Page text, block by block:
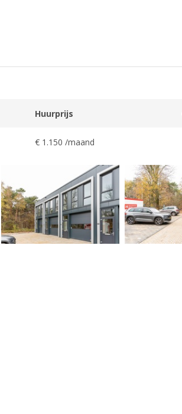
Huurprijs
€ 1.150 /maand